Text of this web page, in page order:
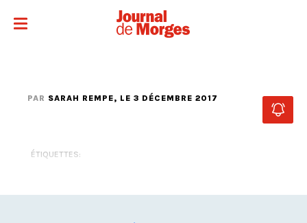
PAR SARAH REMPE, LE 3 DÉCEMBRE 2017
ÉTIQUETTES: